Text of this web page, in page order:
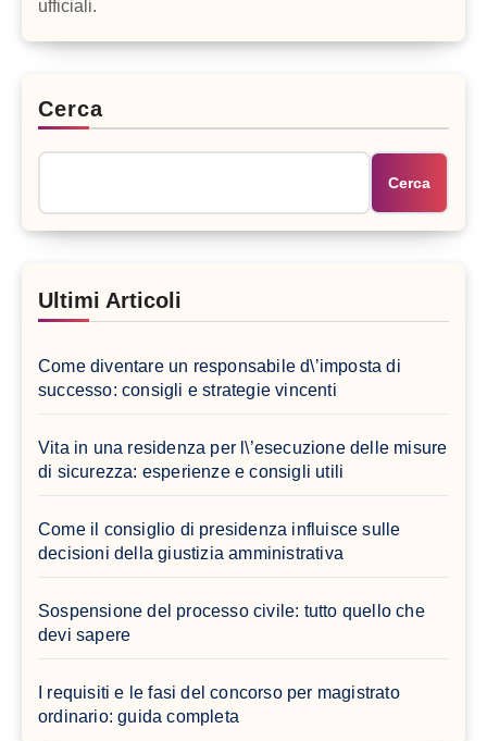
ufficiali.
Cerca
Cerca
Ultimi Articoli
Come diventare un responsabile d\’imposta di
successo: consigli e strategie vincenti
Vita in una residenza per l\’esecuzione delle misure
di sicurezza: esperienze e consigli utili
Come il consiglio di presidenza influisce sulle
decisioni della giustizia amministrativa
Sospensione del processo civile: tutto quello che
devi sapere
I requisiti e le fasi del concorso per magistrato
ordinario: guida completa